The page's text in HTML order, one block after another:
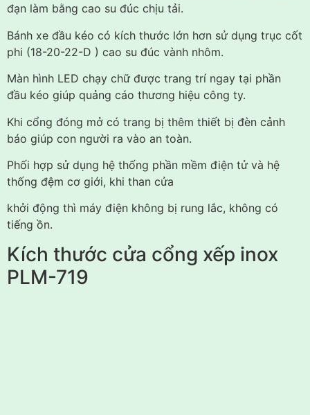
đạn làm bằng cao su đúc chịu tải.
Bánh xe đầu kéo có kích thước lớn hơn sử dụng trục cốt
phi (18-20-22-D ) cao su đúc vành nhôm.
Màn hình LED chạy chữ được trang trí ngay tại phần
đầu kéo giúp quảng cáo thương hiệu công ty.
Khi cổng đóng mở có trang bị thêm thiết bị đèn cảnh
báo giúp con người ra vào an toàn.
Phối hợp sử dụng hệ thống phần mềm điện tử và hệ
thống đệm cơ giới, khi than cửa
khởi động thì máy điện không bị rung lắc, không có
tiếng ồn.
Kích thước cửa cổng xếp inox
PLM-719